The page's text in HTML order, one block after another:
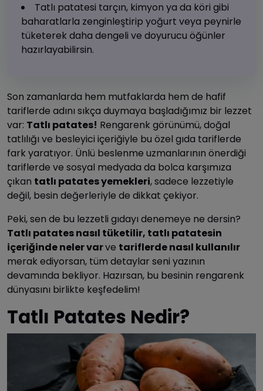
Tatlı patatesi tarçın, kimyon ya da köri gibi
baharatlarla zenginleştirip yoğurt veya peynirle
tüketerek daha dengeli ve doyurucu öğünler
hazırlayabilirsin.
Son zamanlarda hem mutfaklarda hem de hafif
tariflerde adını sıkça duymaya başladığımız bir lezzet
var: Tatlı patates! Rengarenk görünümü, doğal
tatlılığı ve besleyici içeriğiyle bu özel gıda tariflerde
fark yaratıyor. Ünlü beslenme uzmanlarının önerdiği
tariflerde ve sosyal medyada da bolca karşımıza
çıkan tatlı patates yemekleri, sadece lezzetiyle
değil, besin değerleriyle de dikkat çekiyor.
Peki, sen de bu lezzetli gıdayı denemeye ne dersin?
Tatlı patates nasıl tüketilir, tatlı patatesin
içeriğinde neler varve tariflerde nasıl kullanılır
merak ediyorsan, tüm detaylar seni yazının
devamında bekliyor. Hazırsan, bu besinin rengarenk
dünyasını birlikte keşfedelim!
Tatlı Patates Nedir?